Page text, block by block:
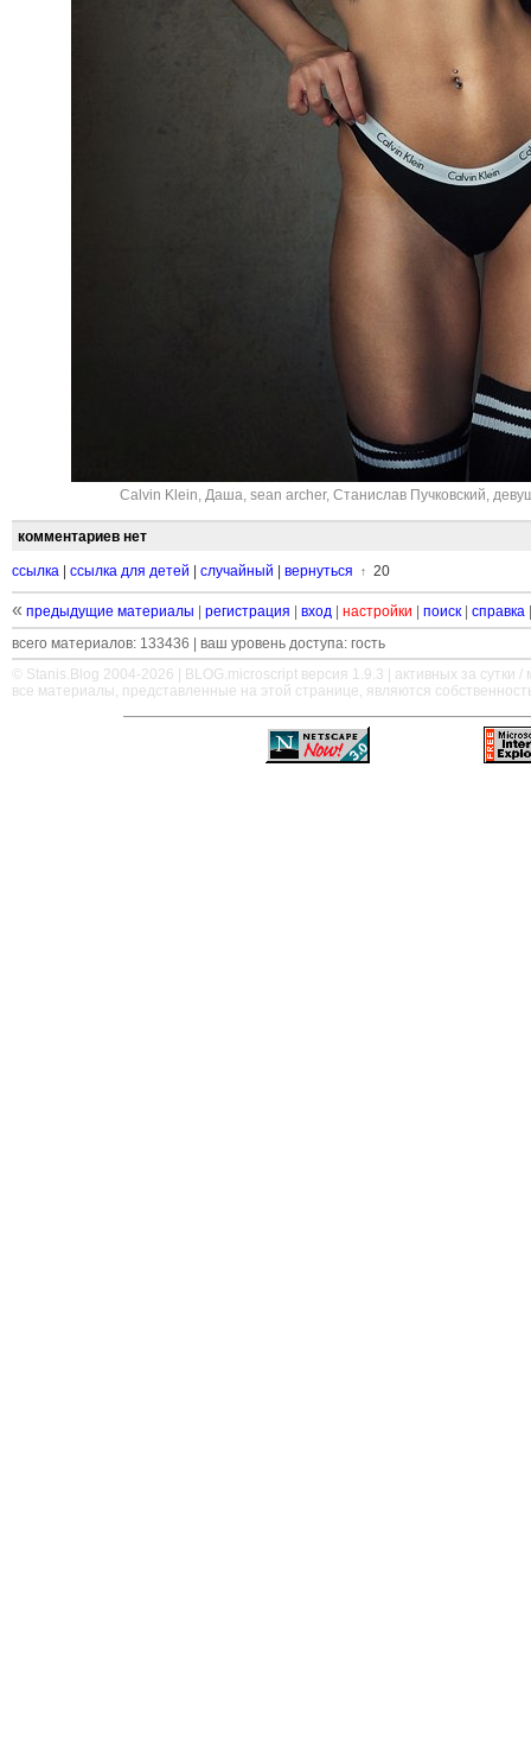
Calvin Klein, Даша, sean archer, Станислав Пучковский,
комментариев нет
ссылка ссылка для детей случайный вернуться ↑ 20
« предыдущие материалы регистрация вход настройки поиск справка
всего материалов: 133436 | ваш уровень доступа: гость
© Stanis.Blog 2004-2026 |
BLOG.microscript версия 1.9.3 | активных за сутки /
все материалы, представленные на этой странице, являются
—————————————————————